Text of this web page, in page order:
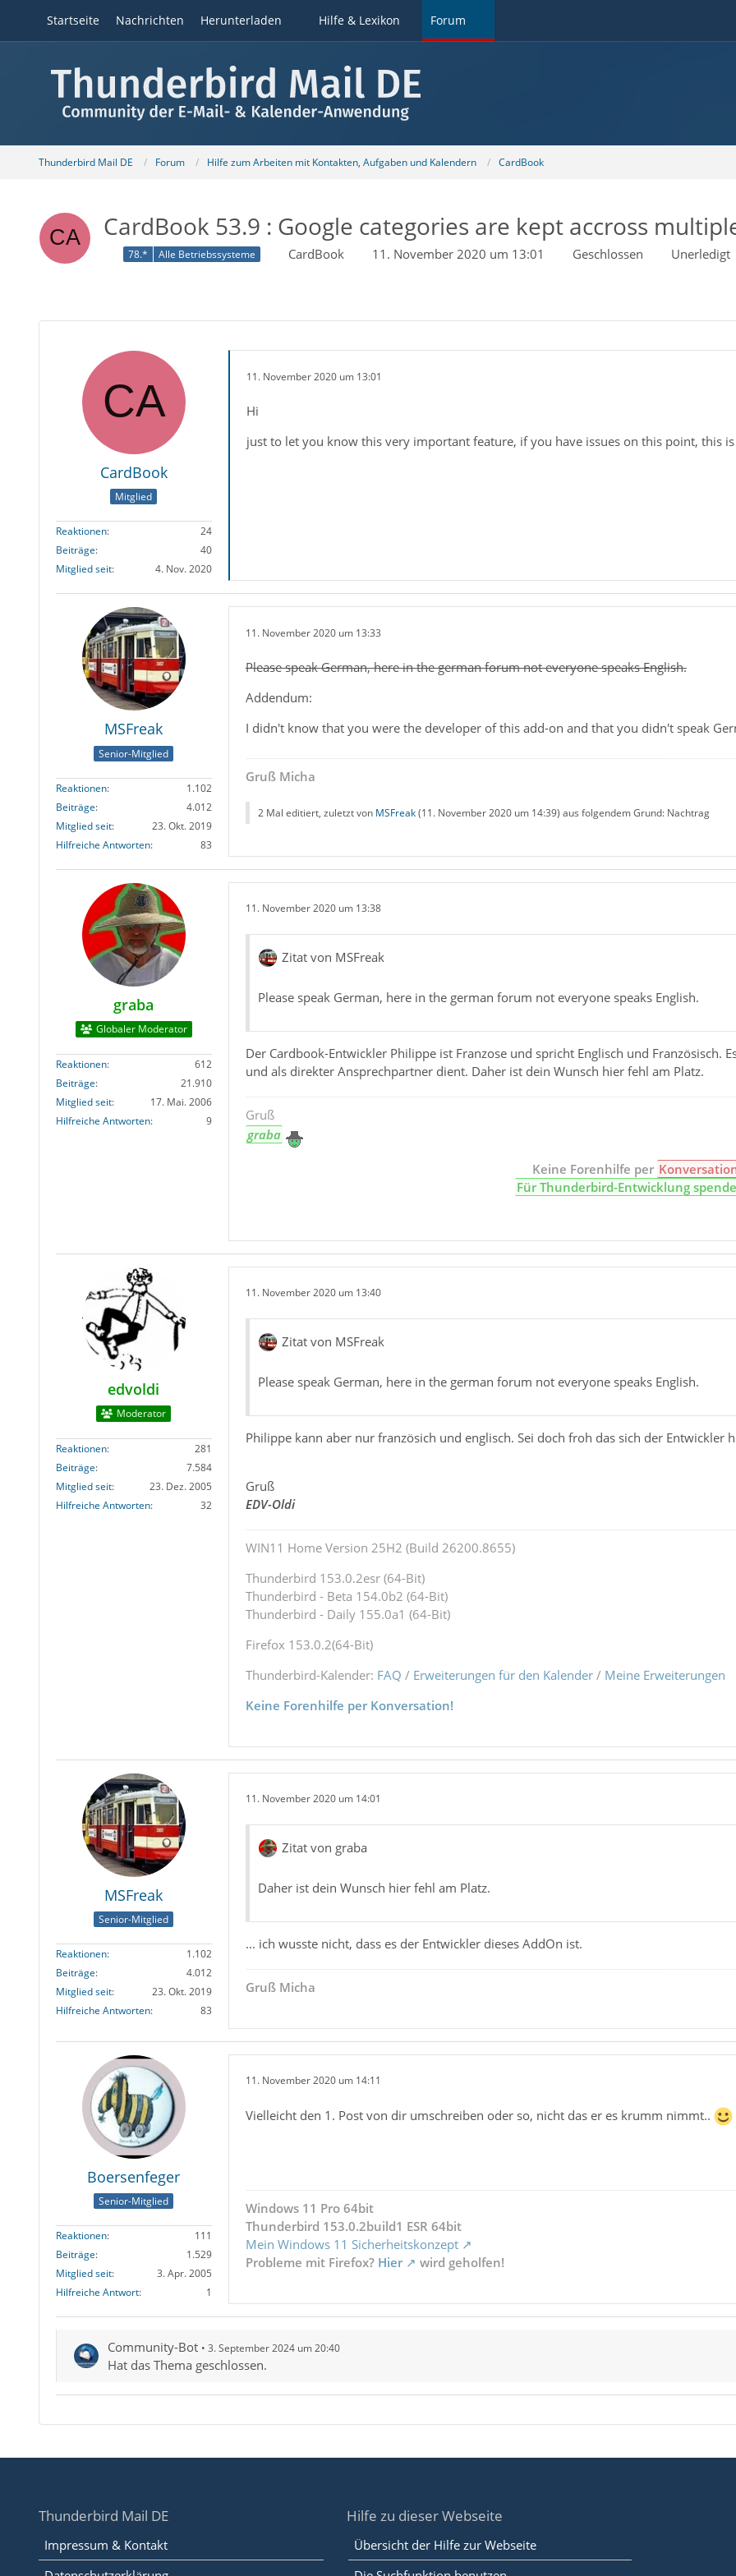
Startseite Nachrichten Herunterladen Hilfe & Lexikon Forum
Thunderbird Mail DE Forum Hilfe zum Arbeiten mit Kontakten, Aufgaben und Kalendern CardBook
CardBook 53.9 : Google categories are kept accross
78.* Alle Betriebssysteme CardBook 11. November 2020 um 13:01 Geschlossen Unerledigt
CardBook
Mitglied
Reaktionen
24
Beiträge
40
Mitglied seit
4. Nov. 2020
11. November 2020 um 13:01
Hi
just to let you know this very important feature, if you have issues on this point, this
MSFreak
Senior-Mitglied
Reaktionen
1.102
Beiträge
4.012
Mitglied seit
23. Okt. 2019
Hilfreiche Antworten
83
11. November 2020 um 13:33
Please speak German, here in the german forum not everyone speaks English.
Addendum:
I didn't know that you were the developer of this add-on and that you didn't speak
Gruß Micha
2 Mal editiert, zuletzt von MSFreak(11. November 2020 um 14:39) aus folgendem Grund: Nachtrag
graba
Globaler Moderator
Reaktionen
612
Beiträge
21.910
Mitglied seit
17. Mai. 2006
Hilfreiche Antworten
9
11. November 2020 um 13:38
Zitat von MSFreak
Please speak German, here in the german forum not everyone speaks English.
Der Cardbook-Entwickler Philippe ist Franzose und spricht Englisch und Französisch.
und als direkter Ansprechpartner dient. Daher ist dein Wunsch hier fehl am Platz.
Gruß
graba
Keine Forenhilfe per
Für Thunderbird-Entwicklung
edvoldi
Moderator
Reaktionen
281
Beiträge
7.584
Mitglied seit
23. Dez. 2005
Hilfreiche Antworten
32
11. November 2020 um 13:40
Zitat von MSFreak
Please speak German, here in the german forum not everyone speaks English.
Philippe kann aber nur französich und englisch. Sei doch froh das sich der Entwickler
Gruß
EDV-Oldi
WIN11 Home Version 25H2 (Build 26200.8655)
Thunderbird 153.0.2esr (64-Bit)
Thunderbird - Beta 154.0b2 (64-Bit)
Thunderbird - Daily 155.0a1 (64-Bit)
Firefox 153.0.2(64-Bit)
Thunderbird-Kalender: FAQ / Erweiterungen für den Kalender/ Meine Erweiterungen
Keine Forenhilfe per Konversation!
MSFreak
Senior-Mitglied
Reaktionen
1.102
Beiträge
4.012
Mitglied seit
23. Okt. 2019
Hilfreiche Antworten
83
11. November 2020 um 14:01
Zitat von graba
Daher ist dein Wunsch hier fehl am Platz.
... ich wusste nicht, dass es der Entwickler dieses AddOn ist.
Gruß Micha
Boersenfeger
Senior-Mitglied
Reaktionen
111
Beiträge
1.529
Mitglied seit
3. Apr. 2005
Hilfreiche Antwort
1
11. November 2020 um 14:11
Vielleicht den 1. Post von dir umschreiben oder so, nicht das er es krumm nimmt..
Windows 11 Pro 64bit
Thunderbird 153.0.2build1 ESR 64bit
Mein Windows 11 Sicherheitskonzept
Probleme mit Firefox? Hier wird geholfen!
Community-Bot 3. September 2024 um 20:40
Hat das Thema geschlossen.
Thunderbird Mail DE
Impressum & Kontakt
Hilfe zu dieser Webseite
Übersicht der Hilfe zur Webseite